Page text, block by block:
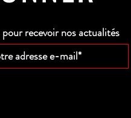
recevoir nos actualités